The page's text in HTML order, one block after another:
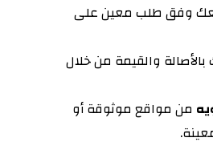
وفق طلب معين على
والقيمة من خلال
من مواقع موثوقة أو